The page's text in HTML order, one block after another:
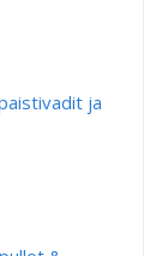
ja